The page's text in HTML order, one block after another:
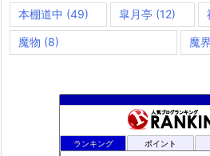
本棚道中 (49) 皐月亭 (12)
魔物 (8) 魔界
ランキング ポイント
夢路電信草紙
875位 ドラクエＸプラス